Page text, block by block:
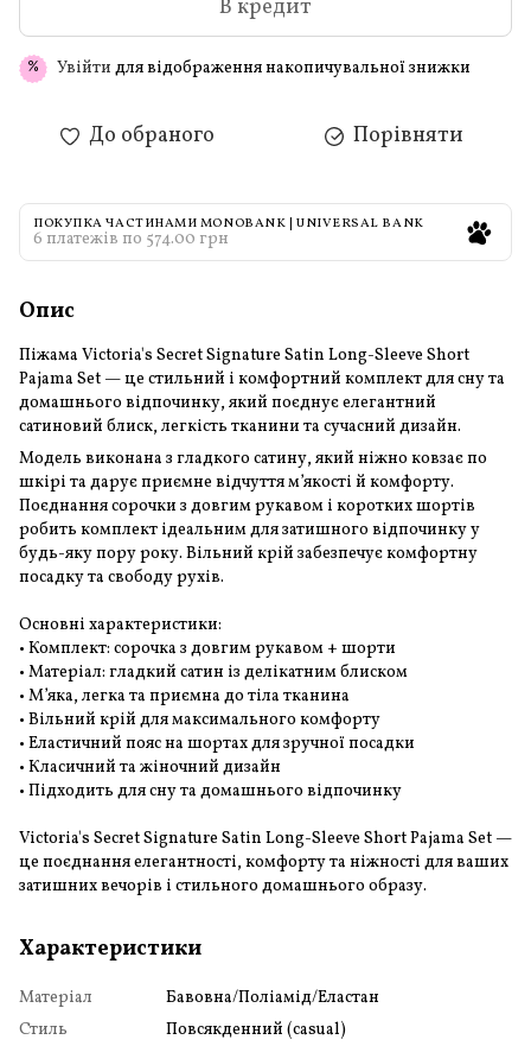
В кредит
% Увійти для відображення накопичувальної знижки
До обраного Порівняти
ПОКУПКА ЧАСТИНАМИ MONOBANK | UNIVERSAL BANK
6 платежів по 574.00 грн
Опис
Піжама Victoria's Secret Signature Satin Long-Sleeve Short
Pajama Set — це стильний і комфортний комплект для сну та
домашнього відпочинку, який поєднує елегантний
сатиновий блиск, легкість тканини та сучасний дизайн.
Модель виконана з гладкого сатину, який ніжно ковзає по
шкірі та дарує приємне відчуття м’якості й комфорту.
Поєднання сорочки з довгим рукавом і коротких шортів
робить комплект ідеальним для затишного відпочинку у
будь-яку пору року. Вільний крій забезпечує комфортну
посадку та свободу рухів.
Основні характеристики:
• Комплект: сорочка з довгим рукавом + шорти
• Матеріал: гладкий сатин із делікатним блиском
• М’яка, легка та приємна до тіла тканина
• Вільний крій для максимального комфорту
• Еластичний пояс на шортах для зручної посадки
• Класичний та жіночний дизайн
• Підходить для сну та домашнього відпочинку
Victoria's Secret Signature Satin Long-Sleeve Short Pajama Set —
це поєднання елегантності, комфорту та ніжності для ваших
затишних вечорів і стильного домашнього образу.
Характеристики
Матеріал
Бавовна/Поліамід/Еластан
Стиль
Повсякденний (casual)